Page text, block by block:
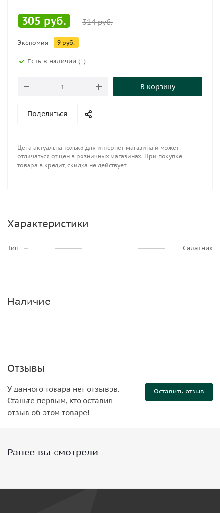
305 руб. 314руб.
Экономия 9 руб.
Есть в наличии (1)
В корзину
Поделиться
Цена актуальна только для интернет-магазина и может
отличаться от цен в розничных магазинах. При покупке
товара в кредит, скидка не действует
Характеристики
Тип Салатник
Наличие
Отзывы
Оставить отзыв
У данного товара нет отзывов.
Станьте первым, кто оставил
отзыв об этом товаре!
Ранее вы смотрели